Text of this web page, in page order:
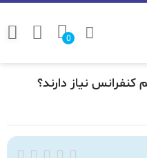
0
نیاز دارند؟